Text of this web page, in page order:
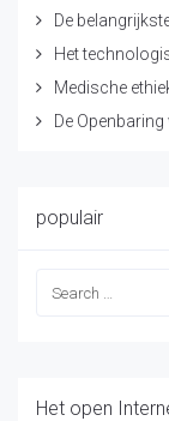
De
Het
Medische
De Openbaring
populair
Het open